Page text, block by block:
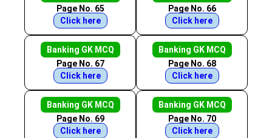
Page No. 65
Click here
Page No. 66
Click here
Banking GK MCQ
Page No. 67
Click here
Banking GK MCQ
Page No. 68
Click here
Banking GK MCQ
Page No. 69
Click here
Banking GK MCQ
Page No. 70
Click here